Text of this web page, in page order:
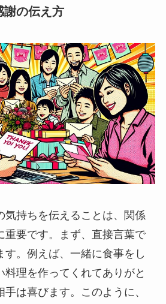
謝の伝え方
気持ちを伝えることは、関係
重要です。まず、直接言葉で
す。例えば、一緒に食事をし
料理を作ってくれてありがと
は喜びます。このように、